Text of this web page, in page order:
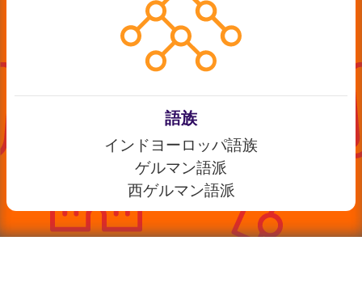
語族
インドヨーロッパ語族
ゲルマン語派
西ゲルマン語派